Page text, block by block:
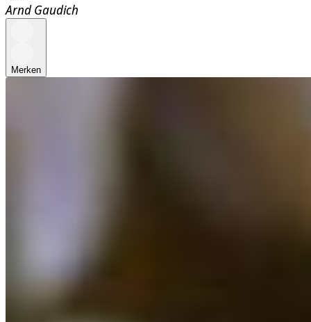
Arnd Gaudich
Merken